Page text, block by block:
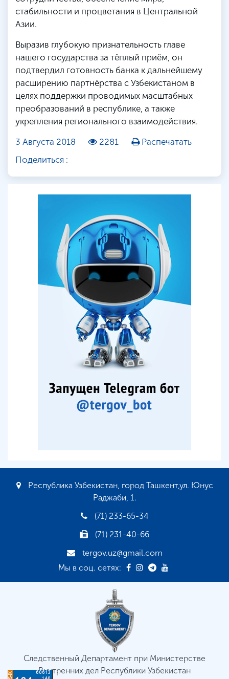
стабильности и процветания в Центральной
Азии.
Выразив глубокую признательность главе
нашего государства за тёплый приём, он
подтвердил готовность банка к дальнейшему
расширению партнёрства с Узбекистаном в
целях поддержки проводимых масштабных
преобразований в республике, а также
укрепления регионального взаимодействия.
3 Августа 2018
2281
Распечатать
Поделиться :
Республика Узбекистан, город Ташкент,ул. Юнус
Раджаби, 1.
(71) 233-65-34
(71) 231-40-66
tergov.uz@gmail.com
Мы в соц. сетях:
Следственный Департамент при Министерстве
Внутренних дел Республики Узбекистан